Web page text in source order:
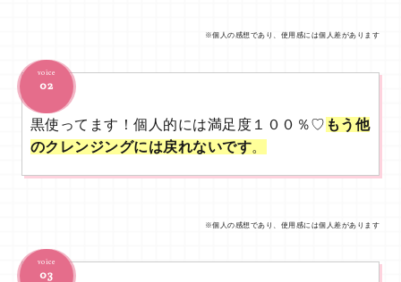
※個人の感想であり、使用感には個人差があります
voice
02
黒使ってます！個人的には満足度１００％♡ もう他
のクレンジングには戻れないです。
※個人の感想であり、使用感には個人差があります
voice
03